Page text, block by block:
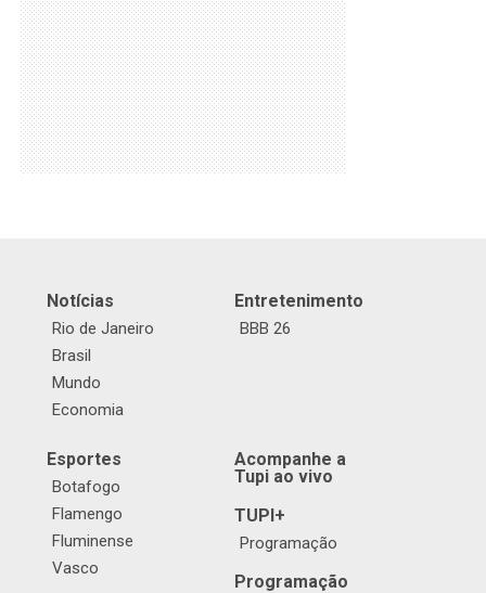
Notícias
Rio de Janeiro
Brasil
Mundo
Economia
Entretenimento
BBB 26
Esportes
Botafogo
Flamengo
Fluminense
Vasco
Acompanhe a
Tupi ao vivo
TUPI+
Programação
Programação